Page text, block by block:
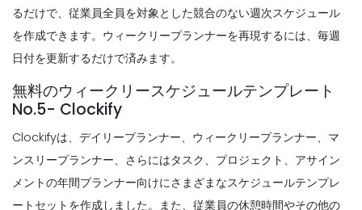
月次スケジュールテンプレートの作成方法
レストラン
Michelle Jaco
Michelle Jaco Oct 12, 2020
Scheduling
時間追跡が生産性を向上させる方法
Michelle Jaco
時間単位のスケジュールメーカーがあなた
のビジネス
Michelle Jaco Oct 12, 2020
るだけで、従業員全員を対象とした競合のない週次スケジュール
を作成できます。ウィークリープランナーを再現するには、毎週
日付を更新するだけで済みます。
無料のウィークリースケジュールテンプレート
No.5- Clockify
Clockifyは、デイリープランナー、ウィークリープランナー、マ
ンスリープランナー、さらにはタスク、プロジェクト、アサイン
メントの年間プランナー向けにさまざまなスケジュールテンプレ
ートセットを作成しました。また、従業員の休憩時間やその他の